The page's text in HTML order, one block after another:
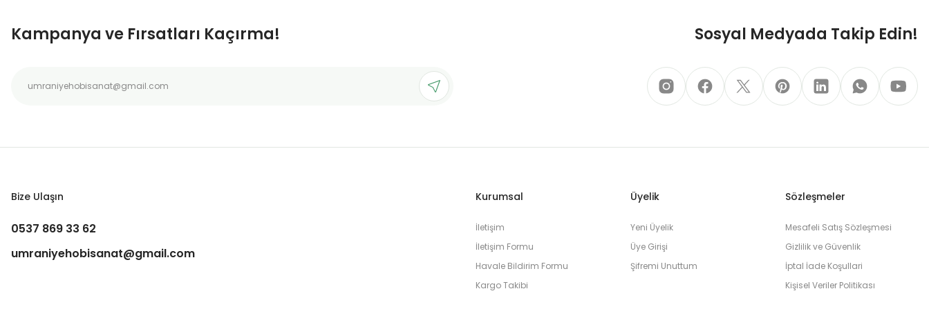
Ürün fiyatı diğer sitelerden daha pahalı.
Kampanya ve Fırsatları Kaçırma! Sosyal Medyada Takip Edin!
Bize Ulaşın
0537 869 33 62
umraniyehobisanat@gmail.com
Kurumsal
İletişim
İletişim Formu
Havale Bildirim Formu
Kargo Takibi
Üyelik
Yeni Üyelik
Üye Girişi
Şifremi Unuttum
Sözleşmeler
Mesafeli Satış Sözleşmesi
Gizlilik ve Güvenlik
İptal İade Koşullari
Kişisel Veriler Politikası